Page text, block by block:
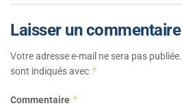
Laisser un commentaire
Votre adresse e-mail ne sera pas publiée.
sont indiqués avec *
Commentaire *